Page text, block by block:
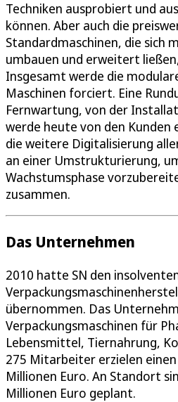
Techniken ausprobiert und
können. Aber auch die
Standardmaschinen, die sich
umbauen und erweitert
Insgesamt werde die
Maschinen forciert. Eine
Fernwartung, von der
werde heute von den
die weitere Digitalisierung
an einer Umstrukturierung,
Wachstumsphase
zusammen.
Das Unternehmen
2010 hatte SN den
übernommen. Das
Verpackungsmaschinen für
Lebensmittel, Tiernahrung,
275 Mitarbeiter erzielen
Millionen Euro. An Standort
Millionen Euro geplant.